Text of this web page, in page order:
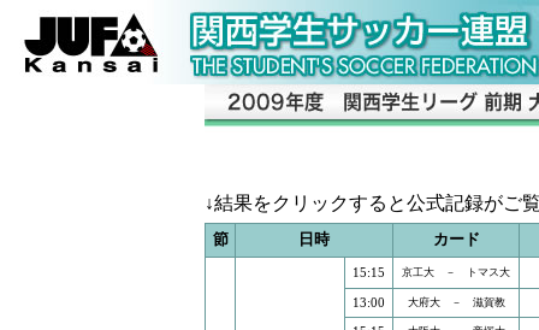
↓結果をクリックすると公式記録が
節 日時 カード
15:15 京工大 － トマス大
13:00 大府大 － 滋賀教